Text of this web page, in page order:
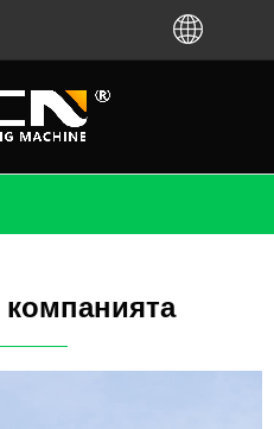
във вендинг